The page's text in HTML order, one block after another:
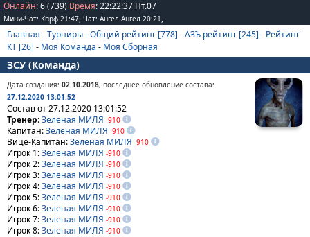
Онлайн: 6 (739) Время:22:22:37 Пт.07
Мини-Чат: Кпрф 21:47, Чат: Ангел Ангел 20:21 ,
Главная -Турниры-Общий рейтинг [778] -АЗЪ рейтинг [245] - Рейтинг
КТ [26] - Моя Команда - Моя Сборная
ЗСУ (Команда)
Дата создания: 02.10.2018, последнее обновление состава:
27.12.2020 13:01:52
Состав от 27.12.2020 13:01:52
Тренер:Зеленая МИЛЯ -910
Капитан:Зеленая МИЛЯ -910
Вице-Капитан:Зеленая МИЛЯ -910
Игрок 1:Зеленая МИЛЯ -910
Игрок 2:Зеленая МИЛЯ -910
Игрок 3:Зеленая МИЛЯ -910
Игрок 4:Зеленая МИЛЯ -910
Игрок 5:Зеленая МИЛЯ -910
Игрок 6:Зеленая МИЛЯ -910
Игрок 7:Зеленая МИЛЯ -910
Игрок 8:Зеленая МИЛЯ -910